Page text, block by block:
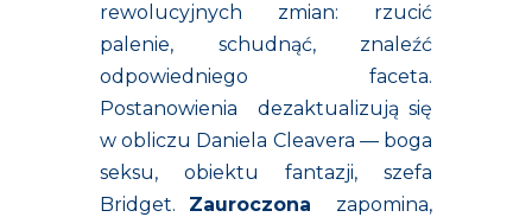
rewolucyjnych zmian: rzucić
palenie, schudnąć, znaleźć
odpowiedniego faceta.
Postanowienia dezaktualizują się
w obliczu Daniela Cleavera — boga
seksu, obiektu fantazji, szefa
Bridget. Zauroczona zapomina,